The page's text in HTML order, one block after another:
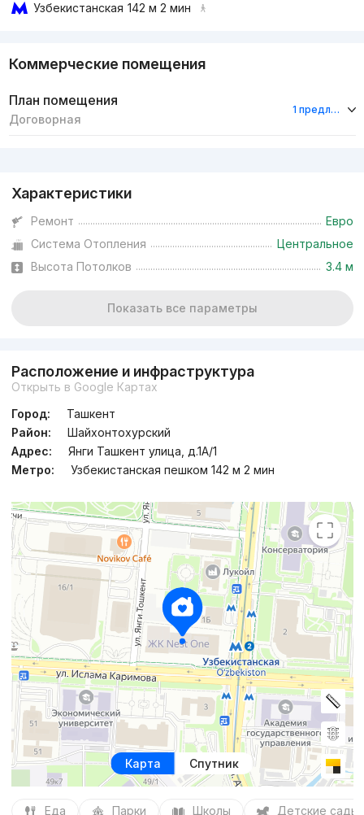
Узбекистанская 142 м 2 мин
Коммерческие помещения
План помещения
Договорная
1 предложение
Характеристики
Ремонт
Евро
Система Отопления
Центральное
Высота Потолков
3.4 м
Показать все параметры
Расположение и инфраструктура
Открыть в Google Картах
Город:
Ташкент
Район:
Шайхонтохурский
Адрес:
Янги Ташкент улица, д.1A/1
Метро:
Узбекистанская пешком 142 м 2 мин
Карта Спутник
Еда Парки Школы Детские сады